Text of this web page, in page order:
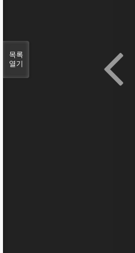
목록
열기